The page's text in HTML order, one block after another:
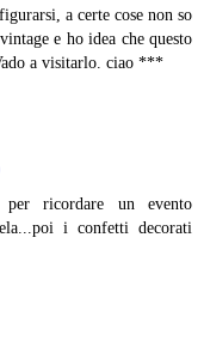
a certe cose non so
e ho idea che questo
a visitarlo. ciao ***
ricordare un evento
i confetti decorati